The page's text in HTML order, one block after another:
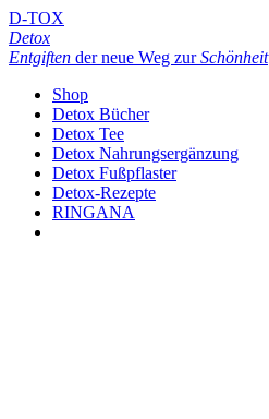
D-TOX
Detox
Entgiften der neue Weg zurSchönheit
Shop
Detox Bücher
Detox Tee
Detox Nahrungsergänzung
Detox Fußpflaster
Detox-Rezepte
RINGANA